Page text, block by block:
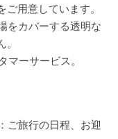
用意しています。
をカバーする透明な
マーサービス。
ご旅行の日程、お迎